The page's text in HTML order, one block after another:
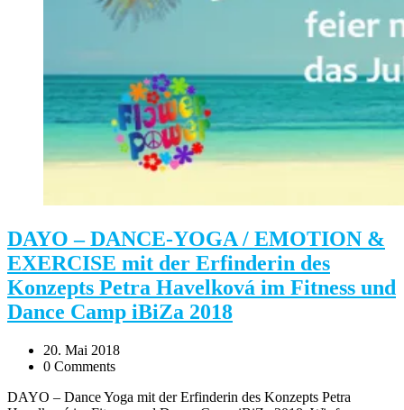
DAYO – DANCE-YOGA / EMOTION &
EXERCISE mit der Erfinderin des
Konzepts Petra Havelková im Fitness und
Dance Camp iBiZa 2018
20. Mai 2018
0 Comments
DAYO – Dance Yoga mit der Erfinderin des Konzepts Petra